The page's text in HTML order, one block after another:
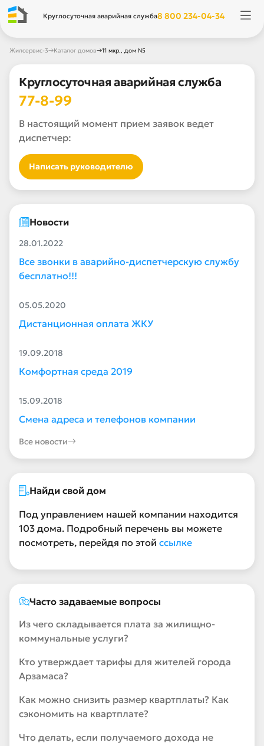
Круглосуточная аварийная служба8 800 234-04-34
Жилсервис-3→Каталог домов→11 мкр., дом N5
Круглосуточная аварийная служба
77-8-99
В настоящий момент прием заявок ведет
диспетчер:
Написать руководителю
Новости
28.01.2022
Все звонки в аварийно-диспетчерскую службу
бесплатно!!!
05.05.2020
Дистанционная оплата ЖКУ
19.09.2018
Комфортная среда 2019
15.09.2018
Смена адреса и телефонов компании
Все новости
Найди свой дом
Под управлением нашей компании находится
103 дома. Подробный перечень вы можете
посмотреть, перейдя по этой ссылке
Часто задаваемые вопросы
Из чего складывается плата за жилищно-
коммунальные услуги?
Кто утверждает тарифы для жителей города
Арзамаса?
Как можно снизить размер квартплаты? Как
сэкономить на квартплате?
Что делать, если получаемого дохода не